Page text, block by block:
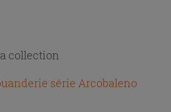
collection
série Arcobaleno